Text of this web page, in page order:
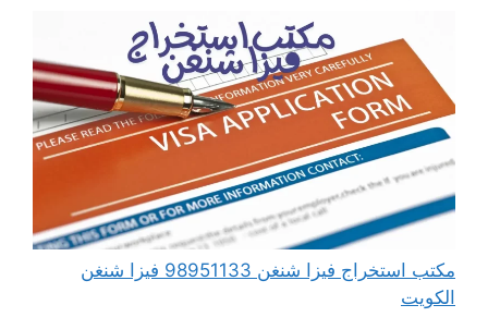
مكتب استخراج فيزا شنغن 98951133 فيزا شنغن
الكويت